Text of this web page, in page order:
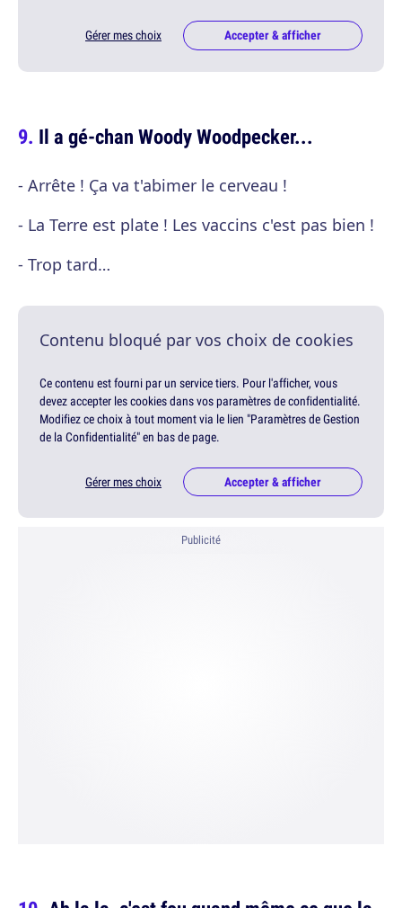
Gérer mes choix Accepter & afficher
Il a gé-chan Woody Woodpecker...
- Arrête ! Ça va t'abimer le cerveau !
- La Terre est plate ! Les vaccins c'est pas bien !
- Trop tard…
Contenu bloqué par vos choix de cookies
Ce contenu est fourni par un service tiers. Pour l'afficher, vous
devez accepter les cookies dans vos paramètres de confidentialité.
Modifiez ce choix à tout moment via le lien "Paramètres de Gestion
de la Confidentialité" en bas de page.
Gérer mes choix Accepter & afficher
Publicité